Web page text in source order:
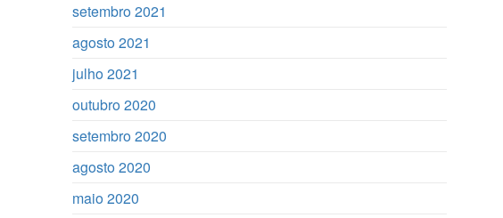
setembro 2021
agosto 2021
julho 2021
outubro 2020
setembro 2020
agosto 2020
maio 2020